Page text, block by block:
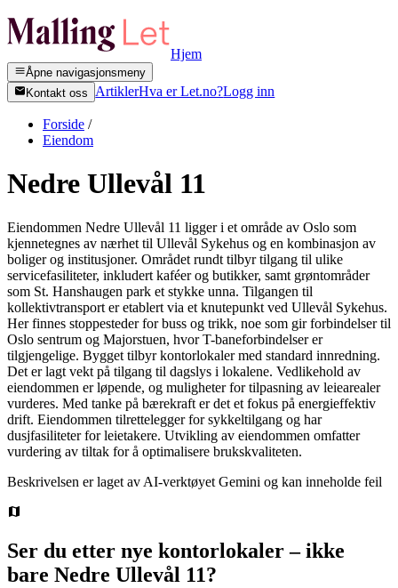
Hjem
Åpne navigasjonsmeny
Kontakt oss
ArtiklerHva er Let.no?Logg inn
Forside /
Eiendom
Nedre Ullevål 11
Eiendommen Nedre Ullevål 11 ligger i et område av Oslo som
kjennetegnes av nærhet til Ullevål Sykehus og en kombinasjon av
boliger og institusjoner. Området rundt tilbyr tilgang til ulike
servicefasiliteter, inkludert kaféer og butikker, samt grøntområder
som St. Hanshaugen park et stykke unna. Tilgangen til
kollektivtransport er etablert via et knutepunkt ved Ullevål Sykehus.
Her finnes stoppesteder for buss og trikk, noe som gir forbindelser til
Oslo sentrum og Majorstuen, hvor T-baneforbindelser er
tilgjengelige. Bygget tilbyr kontorlokaler med standard innredning.
Det er lagt vekt på tilgang til dagslys i lokalene. Vedlikehold av
eiendommen er løpende, og muligheter for tilpasning av leiearealer
vurderes. Med tanke på bærekraft er det et fokus på energieffektiv
drift. Eiendommen tilrettelegger for sykkeltilgang og har
dusjfasiliteter for leietakere. Utvikling av eiendommen omfatter
vurdering av tiltak for å optimalisere brukskvaliteten.
Beskrivelsen er laget av AI-verktøyet Gemini og kan inneholde feil
Ser du etter nye kontorlokaler – ikke
bare Nedre Ullevål 11?